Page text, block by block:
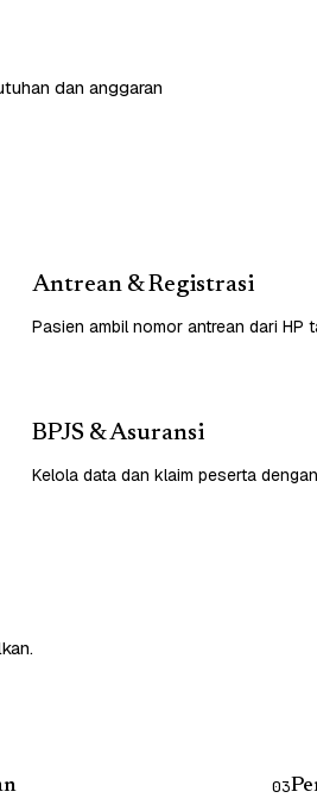
dan anggaran
Antrean & Registrasi
Pasien ambil nomor antrean dari HP
BPJS & Asuransi
Kelola data dan klaim peserta
03